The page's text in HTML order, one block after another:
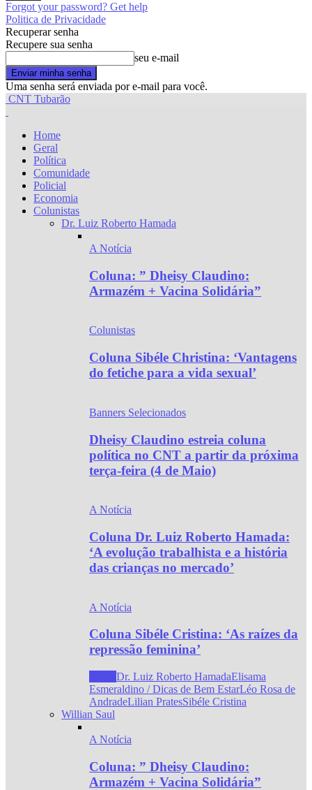
Forgot your password? Get help
Politica de Privacidade
Recuperar senha
Recupere sua senha
seu e-mail
Uma senha será enviada por e-mail para você.
CNT Tubarão
Home
Geral
Política
Comunidade
Policial
Economia
Colunistas
Dr. Luiz Roberto Hamada
A Notícia
Coluna: ” Dheisy Claudino:
Armazém + Vacina Solidária”
Colunistas
Coluna Sibéle Christina: ‘Vantagens
do fetiche para a vida sexual’
Banners Selecionados
Dheisy Claudino estreia coluna
política no CNT a partir da próxima
terça-feira (4 de Maio)
A Notícia
Coluna Dr. Luiz Roberto Hamada:
‘A evolução trabalhista e a história
das crianças no mercado’
A Notícia
Coluna Sibéle Cristina: ‘As raízes da
repressão feminina’
Dr. Luiz Roberto HamadaElisama
Esmeraldino / Dicas de Bem EstarLéo Rosa de
AndradeLilian PratesSibéle Cristina
Willian Saul
A Notícia
Coluna: ” Dheisy Claudino:
Armazém + Vacina Solidária”